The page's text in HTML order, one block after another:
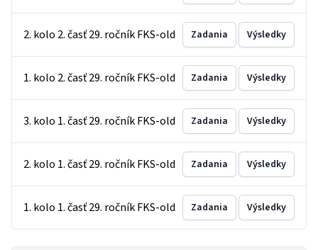
2. kolo 2. časť 29. ročník FKS-old Zadania Výsledky
1. kolo 2. časť 29. ročník FKS-old Zadania Výsledky
3. kolo 1. časť 29. ročník FKS-old Zadania Výsledky
2. kolo 1. časť 29. ročník FKS-old Zadania Výsledky
1. kolo 1. časť 29. ročník FKS-old Zadania Výsledky